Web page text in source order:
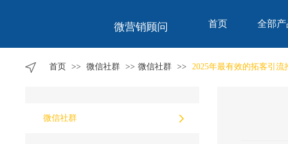
微营销顾问 首页 全部产
首页 >> 微信社群 >> 微信社群 >> 2025年最有效的拓客引流
微信社群
不可思议！微信一键转发的隐藏功能